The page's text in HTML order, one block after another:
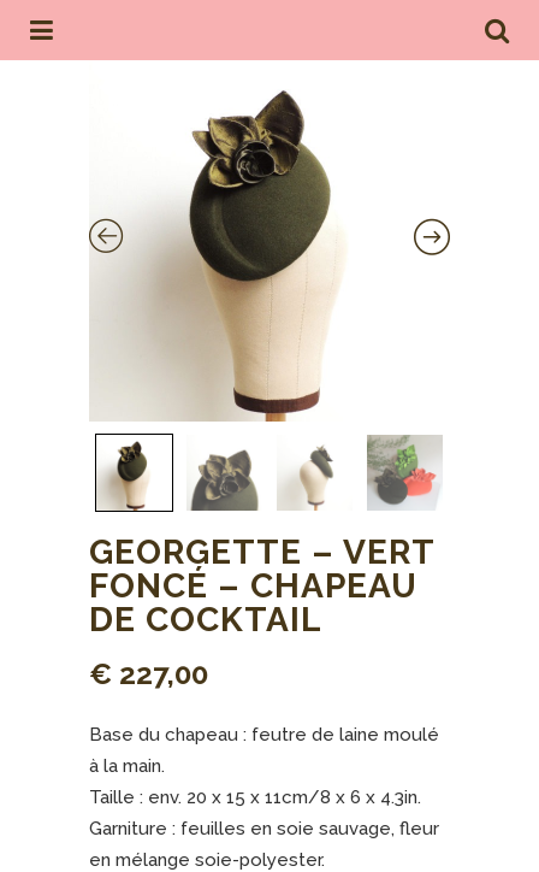
GEORGETTE – VERT
FONCÉ – CHAPEAU
DE COCKTAIL
€ 227,00
Base du chapeau : feutre de laine moulé
à la main.
Taille : env. 20 x 15 x 11cm/8 x 6 x 4.3in.
Garniture : feuilles en soie sauvage, fleur
en mélange soie-polyester.